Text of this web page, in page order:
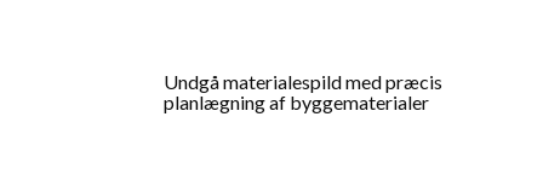
Undgå materialespild med præcis
planlægning af byggematerialer